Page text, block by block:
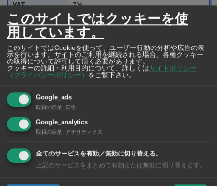
VAT 7%
サービス料 10％
クレジットカー
ド
VISA , MASTER , JCB
Facebook
https://www.facebook.com/torajiro.restaur
所在地
1st Fl., Nihonmachi Mall, Sukhumvit Soi
26
このサイトではクッキーを使
用しています。
このサイトではCookieを使って、ユーザー行動の分析や広告の表
示を行います。サイトのご利用を継続される場合、各種クッキー
の取得について許可して頂く必要があります。
クッキーの詳細・利用目的について、詳しくはサイトポリシー
（プライバシーポリシー）
をご覧下さい。
Google_ads
取得の目的: 広告
Google_analytics
取得の目的: アナリティクス
全てのサービスを有効／無効に切り替える。
上記のサービスをまとめて有効または無効に切り替えます。